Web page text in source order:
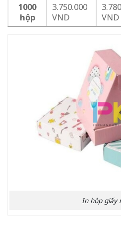
1000
hộp
3.750.000
VND
VND
In hộp giấy